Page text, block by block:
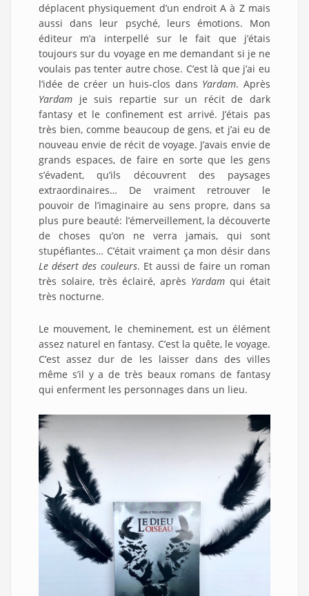
déplacent physiquement d’un endroit A à Z mais
aussi dans leur psyché, leurs émotions. Mon
éditeur m’a interpellé sur le fait que j’étais
toujours sur du voyage en me demandant si je ne
voulais pas tenter autre chose. C’est là que j’ai eu
l’idée de créer un huis-clos dans Yardam. Après
Yardam je suis repartie sur un récit de dark
fantasy et le confinement est arrivé. J’étais pas
très bien, comme beaucoup de gens, et j’ai eu de
nouveau envie de récit de voyage. J’avais envie de
grands espaces, de faire en sorte que les gens
s’évadent, qu’ils découvrent des paysages
extraordinaires… De vraiment retrouver le
pouvoir de l’imaginaire au sens propre, dans sa
plus pure beauté: l’émerveillement, la découverte
de choses qu’on ne verra jamais, qui sont
stupéfiantes… C’était vraiment ça mon désir dans
Le désert des couleurs. Et aussi de faire un roman
très solaire, très éclairé, après Yardam qui était
très nocturne.
Le mouvement, le cheminement, est un élément
assez naturel en fantasy. C’est la quête, le voyage.
C’est assez dur de les laisser dans des villes
même s’il y a de très beaux romans de fantasy
qui enferment les personnages dans un lieu.